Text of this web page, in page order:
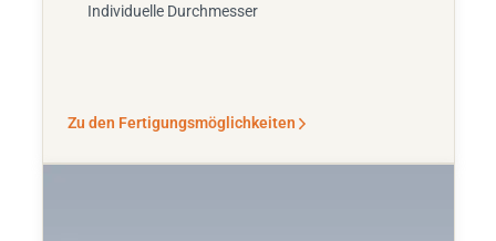
Individuelle Durchmesser
Zu den Fertigungsmöglichkeiten